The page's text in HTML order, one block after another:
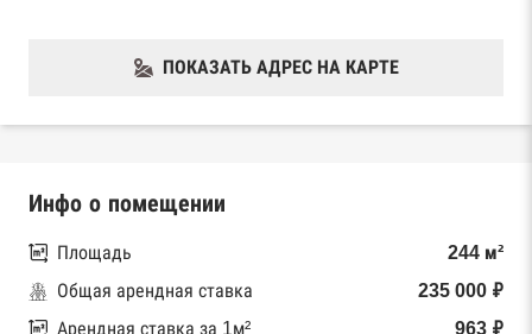
ПОКАЗАТЬ АДРЕС НА КАРТЕ
Инфо о помещении
Площадь
244 м²
Общая арендная ставка
235 000 ₽
Арендная ставка за 1м²
963 ₽